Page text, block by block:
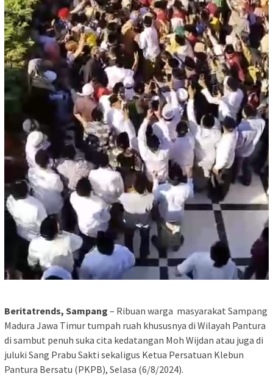
Beritatrends, Sampang – Ribuan warga masyarakat Sampang
Madura Jawa Timur tumpah ruah khususnya di Wilayah Pantura
di sambut penuh suka cita kedatangan Moh Wijdan atau juga di
juluki Sang Prabu Sakti sekaligus Ketua Persatuan Klebun
Pantura Bersatu (PKPB), Selasa (6/8/2024).